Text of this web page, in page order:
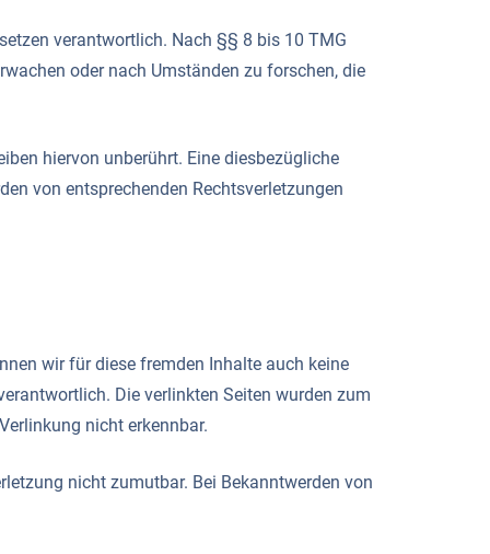
verantwortlich. Nach §§ 8 bis 10 TMG
oder nach Umständen zu forschen, die
hiervon unberührt. Eine diesbezügliche
von entsprechenden Rechtsverletzungen
wir für diese fremden Inhalte auch keine
Die verlinkten Seiten wurden zum
nicht erkennbar.
nicht zumutbar. Bei Bekanntwerden von